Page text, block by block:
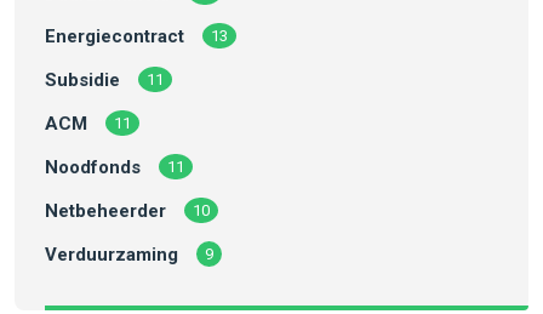
Energiecontract 13
Subsidie 11
ACM 11
Noodfonds 11
Netbeheerder 10
Verduurzaming 9